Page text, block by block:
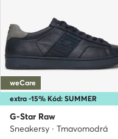
extra -15% Kód: SUMMER
weCare
G-Star Raw
Sneakersy · Tmavomodrá